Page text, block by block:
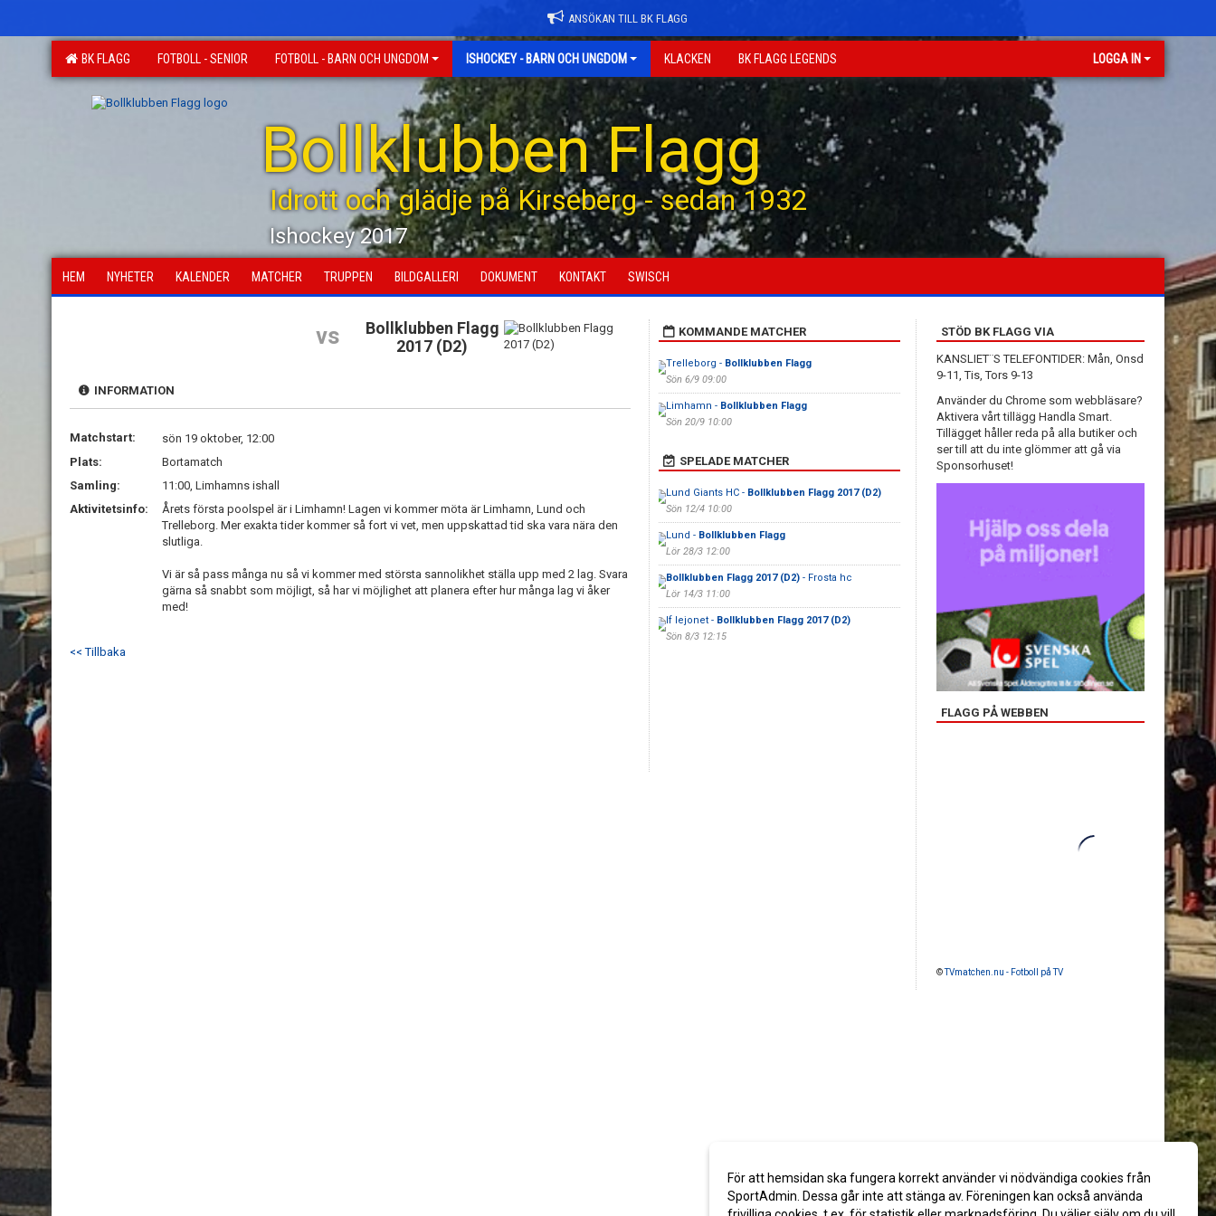
ANSÖKAN TILL BK FLAGG
BK FLAGG FOTBOLL - SENIOR FOTBOLL - BARN OCH UNGDOM ISHOCKEY - BARN OCH UNGDOM KLACKEN BK FLAGG LEGENDS LOGGA IN
Bollklubben Flagg
Idrott och glädje på Kirseberg - sedan 1932
Ishockey 2017
HEM NYHETER KALENDER MATCHER TRUPPEN BILDGALLERI DOKUMENT KONTAKT SWISCH
vs
Bollklubben Flagg
2017 (D2)
INFORMATION
Matchstart:
sön 19 oktober, 12:00
Plats:
Bortamatch
Samling:
11:00, Limhamns ishall
Aktivitetsinfo:
Årets första poolspel är i Limhamn! Lagen vi kommer möta är Limhamn, Lund och
Trelleborg. Mer exakta tider kommer så fort vi vet, men uppskattad tid ska vara nära den
slutliga.
Vi är så pass många nu så vi kommer med största sannolikhet ställa upp med 2 lag. Svara
gärna så snabbt som möjligt, så har vi möjlighet att planera efter hur många lag vi åker
med!
<< Tillbaka
KOMMANDE MATCHER
Trelleborg - Bollklubben Flagg
Sön 6/9 09:00
Limhamn - Bollklubben Flagg
Sön 20/9 10:00
SPELADE MATCHER
Lund Giants HC - Bollklubben Flagg 2017 (D2)
Sön 12/4 10:00
Lund - Bollklubben Flagg
Lör 28/3 12:00
Bollklubben Flagg 2017 (D2)- Frosta hc
Lör 14/3 11:00
If lejonet - Bollklubben Flagg 2017 (D2)
Sön 8/3 12:15
STÖD BK FLAGG VIA
KANSLIET¨S TELEFONTIDER: Mån, Onsd
9-11, Tis, Tors 9-13
Använder du Chrome som webbläsare?
Aktivera vårt tillägg Handla Smart.
Tillägget håller reda på alla butiker och
ser till att du inte glömmer att gå via
Sponsorhuset!
FLAGG PÅ WEBBEN
©TVmatchen.nu - Fotboll på TV
För att hemsidan ska fungera korrekt använder vi nödvändiga cookies från
SportAdmin. Dessa går inte att stänga av. Föreningen kan också använda